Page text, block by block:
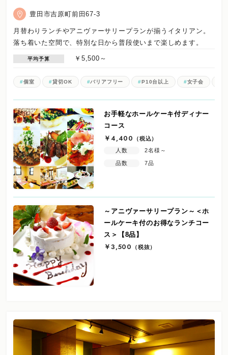
豊田市吉原町前田67-3
月替わりランチやアニヴァーサリープランが揃うイタリアン。
落ち着いた空間で、特別な日から普段使いまで楽しめます。
平均予算 ￥5,500～
個室 貸切OK バリアフリー P10台以上 女子会
お手軽なホールケーキ付ディナー
コース
￥4,400
（税込）
人数
2名様～
品数 7品
～アニヴァーサリープラン～＜ホ
ールケーキ付のお得なランチコー
ス＞【8品】
￥3,500 （税抜）